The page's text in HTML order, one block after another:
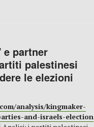
e partner
palestinesi
le elezioni
analysis/kingmaker-
and-israels-election